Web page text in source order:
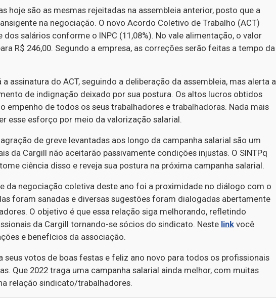
hoje são as mesmas rejeitadas na assembleia anterior, posto que a
na negociação. O novo Acordo Coletivo de Trabalho (ACT)
dos salários conforme o INPC (11,08%). No vale alimentação, o valor
R$ 246,00. Segundo a empresa, as correções serão feitas a tempo da
a assinatura do ACT, seguindo a deliberação da assembleia, mas alerta a
de indignação deixado por sua postura. Os altos lucros obtidos
empenho de todos os seus trabalhadores e trabalhadoras. Nada mais
esse esforço por meio da valorização salarial.
de greve levantadas aos longo da campanha salarial são um
da Cargill não aceitarão passivamente condições injustas. O SINTPq
ciência disso e reveja sua postura na próxima campanha salarial.
da negociação coletiva deste ano foi a proximidade no diálogo com o
foram sanadas e diversas sugestões foram dialogadas abertamente
O objetivo é que essa relação siga melhorando, refletindo
da Cargill tornando-se sócios do sindicato. Neste link você
e benefícios da associação.
seus votos de boas festas e feliz ano novo para todos os profissionais
Que 2022 traga uma campanha salarial ainda melhor, com muitas
relação sindicato/trabalhadores.